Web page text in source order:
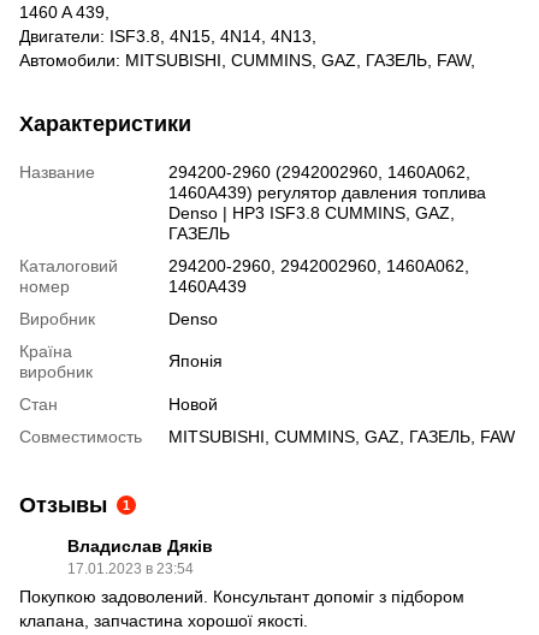
1460 A 439,
Двигатели: ISF3.8, 4N15, 4N14, 4N13,
Автомобили: MITSUBISHI, CUMMINS, GAZ, ГАЗЕЛЬ, FAW,
Характеристики
Название
294200-2960 (2942002960, 1460A062,
1460A439) регулятор давления топлива
Denso | HP3 ISF3.8 CUMMINS, GAZ,
ГАЗЕЛЬ
Каталоговий
номер
294200-2960, 2942002960, 1460A062,
1460A439
Виробник
Denso
Країна
виробник
Японія
Стан
Новой
Совместимость
MITSUBISHI, CUMMINS, GAZ, ГАЗЕЛЬ, FAW
Отзывы 1
Владислав Дяків
17.01.2023 в 23:54
Покупкою задоволений. Консультант допоміг з підбором
клапана, запчастина хорошої якості.